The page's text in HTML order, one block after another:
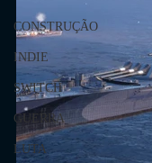
CONSTRUÇÃO
INDIE
SWITCH
GUERRA
LUTA